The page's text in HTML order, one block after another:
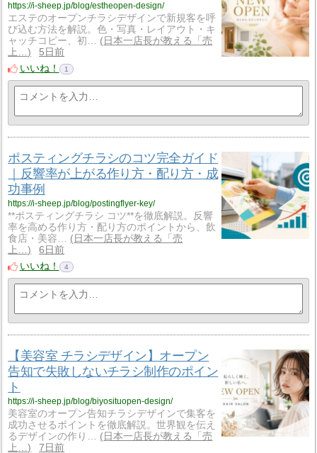
https://i-sheep.jp/blog/estheopen-design/
エステのオープンチラシデザインで新規客を呼
び込む方法を解説。色・写真・レイアウト・キ
ャッチコピー、初…
日本一店長が教える「売
上…
5日前
いいね！
1
ポスティングチラシのコツ完全ガイド
｜反響率が上がる作り方・配り方・成
功事例
https://i-sheep.jp/blog/postingflyer-key/
**ポスティングチラシ コツ**を徹底解説。反響
率を高める作り方・配り方のポイントから、飲
食店・美容…
日本一店長が教える「売
上…
6日前
いいね！
4
【美容室 チラシデザイン】オープン
告知で失敗しないチラシ制作のポイン
ト
https://i-sheep.jp/blog/biyosituopen-design/
美容室のオープン告知チラシデザインで集客を
成功させるポイントを徹底解説。世界観を伝え
るデザインの作り…
日本一店長が教える「売
上…
7日前